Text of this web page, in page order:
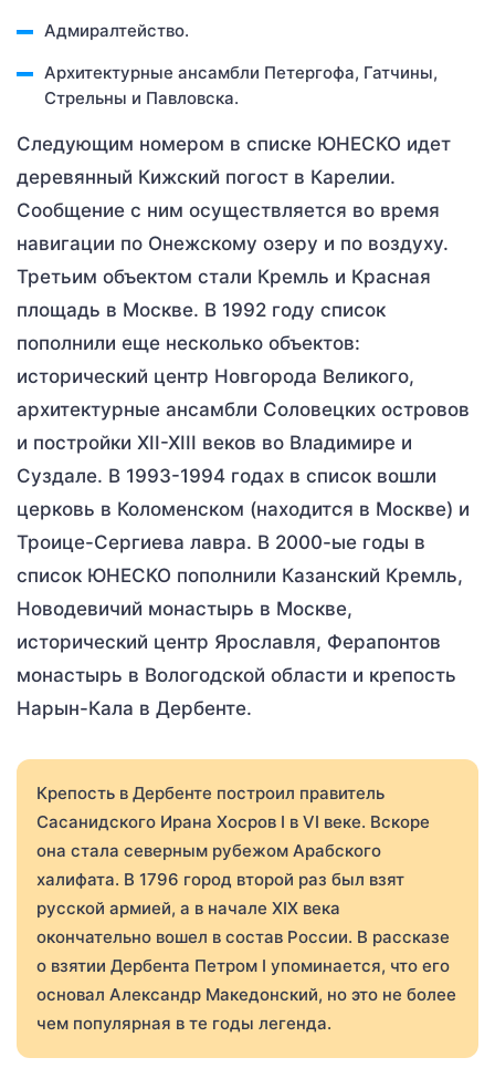
Адмиралтейство.
Архитектурные ансамбли Петергофа, Гатчины,
Стрельны и Павловска.
Следующим номером в списке ЮНЕСКО идет
деревянный Кижский погост в Карелии.
Сообщение с ним осуществляется во время
навигации по Онежскому озеру и по воздуху.
Третьим объектом стали Кремль и Красная
площадь в Москве. В 1992 году список
пополнили еще несколько объектов:
исторический центр Новгорода Великого,
архитектурные ансамбли Соловецких островов
и постройки XII-XIII веков во Владимире и
Суздале. В 1993-1994 годах в список вошли
церковь в Коломенском (находится в Москве) и
Троице-Сергиева лавра. В 2000-ые годы в
список ЮНЕСКО пополнили Казанский Кремль,
Новодевичий монастырь в Москве,
исторический центр Ярославля, Ферапонтов
монастырь в Вологодской области и крепость
Нарын-Кала в Дербенте.
Крепость в Дербенте построил правитель
Сасанидского Ирана Хосров I в VI веке. Вскоре
она стала северным рубежом Арабского
халифата. В 1796 город второй раз был взят
русской армией, а в начале XIX века
окончательно вошел в состав России. В рассказе
о взятии Дербента Петром I упоминается, что его
основал Александр Македонский, но это не более
чем популярная в те годы легенда.